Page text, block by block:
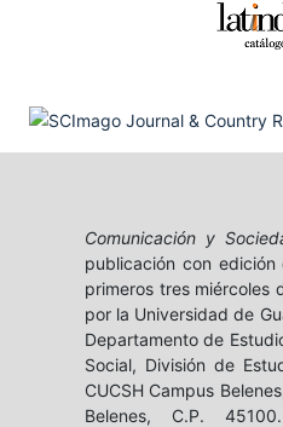
Comunicación y
publicación con
primeros tres miércoles
por la Universidad de
Departamento de
Social, División de
CUCSH Campus
Belenes, C.P.